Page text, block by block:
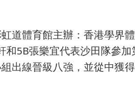
道體育館主辦：香港學界
和5B張樂宜代表沙田隊參
出線晉級八強，並從中獲